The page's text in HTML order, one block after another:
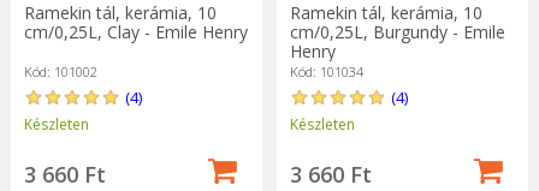
Ramekin tál, kerámia, 10
cm/0,25L, Clay - Emile Henry
Kód: 101002
(4)
Készleten
3 660 Ft
Ramekin tál, kerámia, 10
cm/0,25L, Burgundy - Emile
Henry
Kód: 101034
(4)
Készleten
3 660 Ft